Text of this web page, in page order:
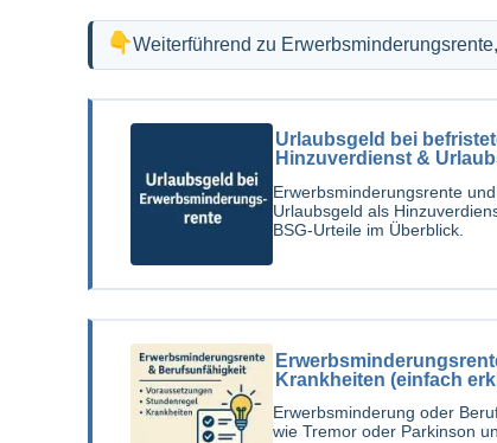
Weiterführend zu
Urlaubsgeld bei
Hinzuverdienst &
Erwerbsminderungsrente
Urlaubsgeld als
BSG-Urteile im Überblick.
Krankheiten (einfach
Erwerbsminderung oder
wie Tremor oder Parkinson